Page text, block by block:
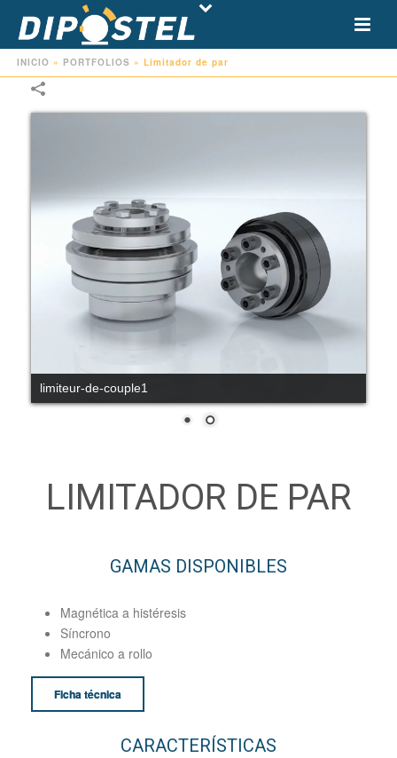
INICIO » PORTFOLIOS » Limitador de par
limiteur-de-couple1
LIMITADOR DE PAR
GAMAS DISPONIBLES
Magnética a histéresis
Síncrono
Mecánico a rollo
Ficha técnica
CARACTERÍSTICAS